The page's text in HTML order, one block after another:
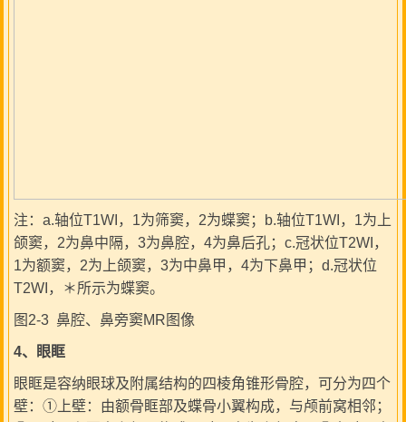
注：a.轴位T1WI，1为筛窦，2为蝶窦；b.轴位T1WI，1为上
颌窦，2为鼻中隔，3为鼻腔，4为鼻后孔；c.冠状位T2WI，
1为额窦，2为上颌窦，3为中鼻甲，4为下鼻甲；d.冠状位
T2WI，＊所示为蝶窦。
图2-3 鼻腔、鼻旁窦MR图像
4、眼眶
眼眶是容纳眼球及附属结构的四棱角锥形骨腔，可分为四个
壁：①上壁：由额骨眶部及蝶骨小翼构成，与颅前窝相邻；